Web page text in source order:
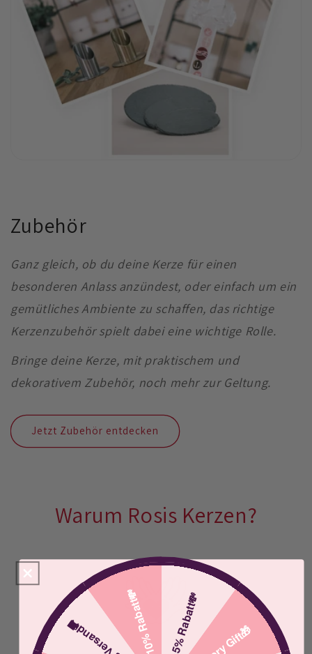
Zubehör
Ganz gleich, ob du deine Kerze für einen
besonderen Anlass anzündest, oder einfach um ein
gemütliches Ambiente zu schaffen, das richtige
Kerzenzubehör spielt dabei eine wichtige Rolle.
Bringe deine Kerze, mit praktischem und
dekorativem Zubehör, noch mehr zur Geltung.
Jetzt Zubehör entdecken
Warum Rosis Kerzen?
5% Rabatt💸
10% Rabatt💸